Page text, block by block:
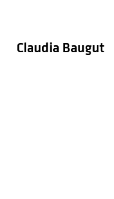
Claudia Baugut